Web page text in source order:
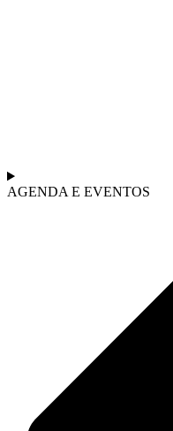
AGENDA E EVENTOS